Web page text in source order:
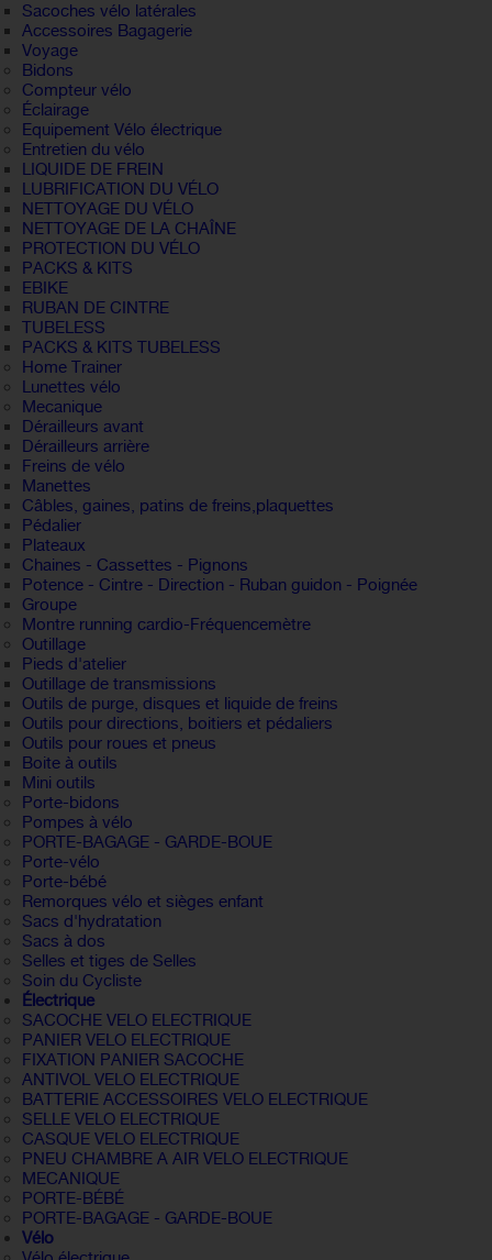
Sacoches vélo latérales
Accessoires Bagagerie
Voyage
Bidons
Compteur vélo
Éclairage
Equipement Vélo électrique
Entretien du vélo
LIQUIDE DE FREIN
LUBRIFICATION DU VÉLO
NETTOYAGE DU VÉLO
NETTOYAGE DE LA CHAÎNE
PROTECTION DU VÉLO
PACKS & KITS
EBIKE
RUBAN DE CINTRE
TUBELESS
PACKS & KITS TUBELESS
Home Trainer
Lunettes vélo
Mecanique
Dérailleurs avant
Dérailleurs arrière
Freins de vélo
Manettes
Câbles, gaines, patins de freins,plaquettes
Pédalier
Plateaux
Chaines - Cassettes - Pignons
Potence - Cintre - Direction - Ruban guidon - Poignée
Groupe
Montre running cardio-Fréquencemètre
Outillage
Pieds d'atelier
Outillage de transmissions
Outils de purge, disques et liquide de freins
Outils pour directions, boitiers et pédaliers
Outils pour roues et pneus
Boite à outils
Mini outils
Porte-bidons
Pompes à vélo
PORTE-BAGAGE - GARDE-BOUE
Porte-vélo
Porte-bébé
Remorques vélo et sièges enfant
Sacs d'hydratation
Sacs à dos
Selles et tiges de Selles
Soin du Cycliste
Électrique
SACOCHE VELO ELECTRIQUE
PANIER VELO ELECTRIQUE
FIXATION PANIER SACOCHE
ANTIVOL VELO ELECTRIQUE
BATTERIE ACCESSOIRES VELO ELECTRIQUE
SELLE VELO ELECTRIQUE
CASQUE VELO ELECTRIQUE
PNEU CHAMBRE A AIR VELO ELECTRIQUE
MECANIQUE
PORTE-BÉBÉ
PORTE-BAGAGE - GARDE-BOUE
Vélo